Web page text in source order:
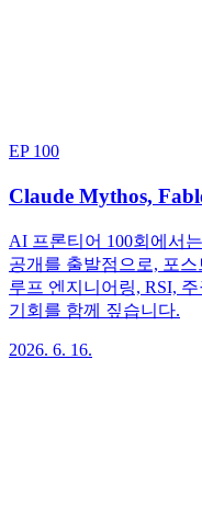
EP 100
Claude Mythos,
AI 프론티어 100회에서
공개를 출발점으로, 포
루프 엔지니어링, RSI,
기회를 함께 짚습니다.
2026. 6. 16.